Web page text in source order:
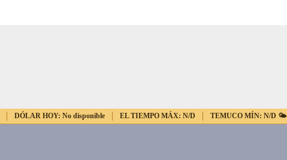
DÓLAR HOY: No disponible EL TIEMPO MÁX: N/D TEMUCO MÍN: N/D 🌤️